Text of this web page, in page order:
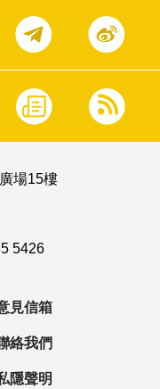
場15樓
5426
見信箱
絡我們
隱聲明